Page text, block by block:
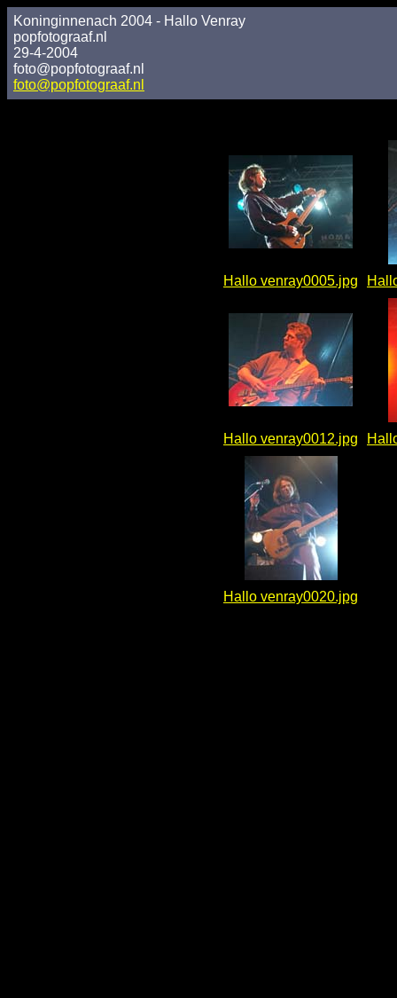
Koninginnenach 2004 - Hallo Venray
popfotograaf.nl
29-4-2004
foto@popfotograaf.nl
foto@popfotograaf.nl
Hallo venray0005.jpg
Hallo venray0012.jpg
Hallo venray0020.jpg